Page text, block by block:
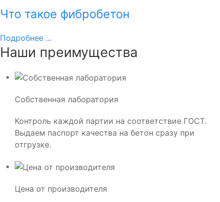
Что такое фибробетон
Подробнее ...
Наши преимущества
Собственная лаборатория
Контроль каждой партии на соответствие ГОСТ.
Выдаем паспорт качества на бетон сразу при
отгрузке.
Цена от производителя